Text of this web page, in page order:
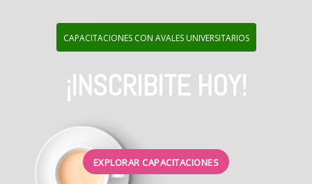
CAPACITACIONES CON AVALES UNIVERSITARIOS
¡INSCRIBITE HOY!
EXPLORAR CAPACITACIONES